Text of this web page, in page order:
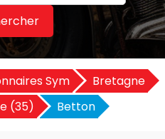
Sym
Bretagne
(35)
Betton